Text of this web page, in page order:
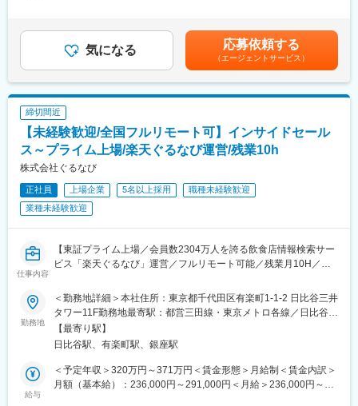
＜明確な「評価制度（等級評価制度）」＞
現場での頑張りもしっかりと評価できるように、評価期間中、お
客様先へ詳細なアンケートを取り、アンケートで頂戴した現場で
ております。
変更の範囲：会社の定める業務
＜案件例＞
・ブランド等のリストアプリに伴う開発案件（Go言語）
・CMSを使用したECサイト構築（Java）
"営業力"を強みに、幅広い企業と連携し様々な案件を確保していま
す。案件に関しては、意図的に業界・業種を絞っていないため、
PHP、Java、Ruby、Python、Goなど様々な技術・環境の案件に
関われます。
（ゲーム会社、大手EC、メーカー、スタートアップベンチャーな
どなど）
■ポジション魅力：
ジニア”を創出
◎クライアントと対等な立場で"一緒に"作っていく開発スタイル
選択が可能（受託開発からSESや、SESから受託開発へ異動し、
キャリアを形成されている方も当社の中ではおります）
◎地方にも様々拠点があるので、先々UIターンなども可能。自身
の地元で…希望する地域で…就業することが可能です。
◎地方創生の一端を担う事ができる
◎明確な「評価制度（等級評価制度）」があるからこそ、成長し
やすい・目標が設定しやすい・市場価値を高めやすい。
給与に関しましては、前職のスキルを考慮し、決定いたします。■
給与改定：年2回（4月・10月）■賞与：有（業績賞与）賃金はあ
くまでも目安の金額であり、選考を通じて上下する可能性があり
ます。月給(月額)は固定手当を含めた表記です。
気になる 応募依頼する
（エージェントサービス）
締切間近
【未経験歓迎/全国フルリモート可】インサイドセール
ス～プライム上場/楽天ぐるなび運営/残業10h
株式会社ぐるなび
正社員 上場企業 5名以上採用
職種未経験歓迎
業種未経験歓迎
仕事内容
【東証プライム上場／会員数2304万人を誇る飲食店情報検索サー
ビス「楽天ぐるなび」運営／フルリモート可能／残業月10H／社
■業務概要：
インサイドセールスとして、当社媒体や提携商材を中心に、飲食
店の集客支援、業務支援、経営支援をリモートを通し幅広いサポ
ート業務をお任せいたします。
■業務詳細：
・アポイント取得のための架電
・商談
勤務地
＜勤務地詳細＞本社住所：東京都千代田区有楽町1-1-2 日比谷三井
タワー11F勤務地最寄駅：都営三田線・東京メトロ各線／日比谷駅
受動喫煙対策：屋内全面禁煙変更の範囲：会社の定める事業所
（リモートワーク含む）
【最寄り駅】
日比谷駅、有楽町駅、銀座駅
給与
＜予定年収＞320万円～371万円＜賃金形態＞月給制＜賃金内訳＞
月額（基本給）：236,000円～291,000円＜月給＞236,000円～